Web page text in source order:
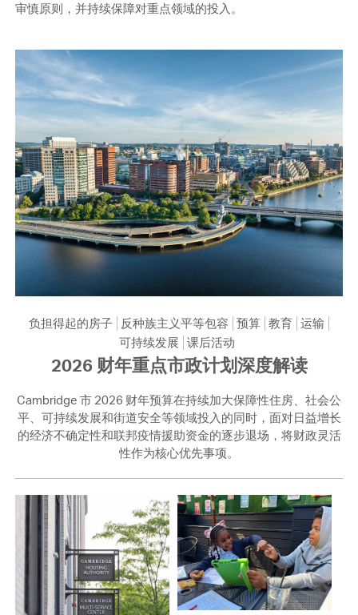
审慎原则，并持续保障对重点领域的投入。
负担得起的房子 反种族主义平等包容 预算 教育 运输
可持续发展 课后活动
2026 财年重点市政计划深度解读
Cambridge 市 2026 财年预算在持续加大保障性住房、社会公
平、可持续发展和街道安全等领域投入的同时，面对日益增长
的经济不确定性和联邦疫情援助资金的逐步退场，将财政灵活
性作为核心优先事项。